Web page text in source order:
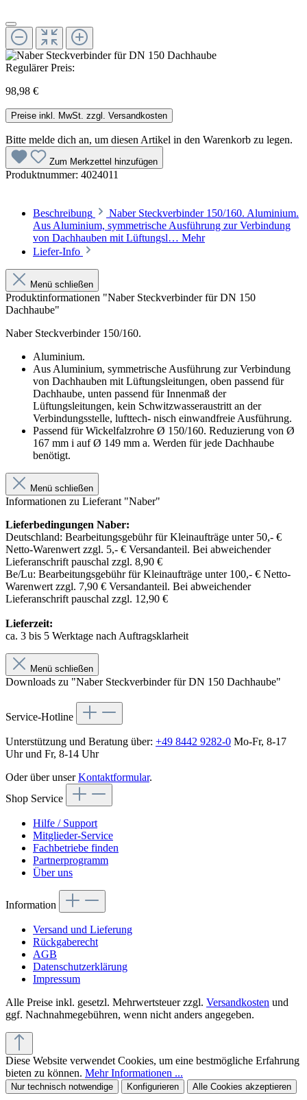
Regulärer Preis:
98,98 €
Preise inkl. MwSt. zzgl. Versandkosten
Bitte melde dich an, um diesen Artikel in den Warenkorb zu legen.
Zum Merkzettel hinzufügen
Produktnummer: 4024011
Beschreibung
Naber Steckverbinder 150/160. Aluminium.
Aus Aluminium, symmetrische Ausführung zur Verbindung
von Dachhauben mit Lüftungsl… Mehr
Liefer-Info
Menü schließen
Produktinformationen "Naber Steckverbinder für DN 150
Dachhaube"
Naber Steckverbinder 150/160.
Aluminium.
Aus Aluminium, symmetrische Ausführung zur Verbindung
von Dachhauben mit Lüftungsleitungen, oben passend für
Dachhaube, unten passend für Innenmaß der
Lüftungsleitungen, kein Schwitzwasseraustritt an der
Verbindungsstelle, lufttech- nisch einwandfreie Ausführung.
Passend für Wickelfalzrohre Ø 150/160. Reduzierung von Ø
167 mm i auf Ø 149 mm a. Werden für jede Dachhaube
benötigt.
Menü schließen
Informationen zu Lieferant "Naber"
Lieferbedingungen Naber:
Deutschland: Bearbeitungsgebühr für Kleinaufträge unter 50,- €
Netto-Warenwert zzgl. 5,- € Versandanteil. Bei abweichender
Lieferanschrift pauschal zzgl. 8,90 €
Be/Lu: Bearbeitungsgebühr für Kleinaufträge unter 100,- € Netto-
Warenwert zzgl. 7,90 € Versandanteil. Bei abweichender
Lieferanschrift pauschal zzgl. 12,90 €
Lieferzeit:
ca. 3 bis 5 Werktage nach Auftragsklarheit
Menü schließen
Downloads zu "Naber Steckverbinder für DN 150 Dachhaube"
Service-Hotline
Unterstützung und Beratung über: +49 8442 9282-0 Mo-Fr, 8-17
Uhr und Fr, 8-14 Uhr
Oder über unserKontaktformular.
Shop Service
Hilfe / Support
Mitglieder-Service
Fachbetriebe finden
Partnerprogramm
Über uns
Information
Versand und Lieferung
Rückgaberecht
AGB
Datenschutzerklärung
Impressum
Alle Preise inkl. gesetzl. Mehrwertsteuer zzgl. Versandkosten und
ggf. Nachnahmegebühren, wenn nicht anders angegeben.
Diese Website verwendet Cookies, um eine bestmögliche Erfahrung
bieten zu können. Mehr Informationen ...
Nur technisch notwendige Konfigurieren Alle Cookies akzeptieren